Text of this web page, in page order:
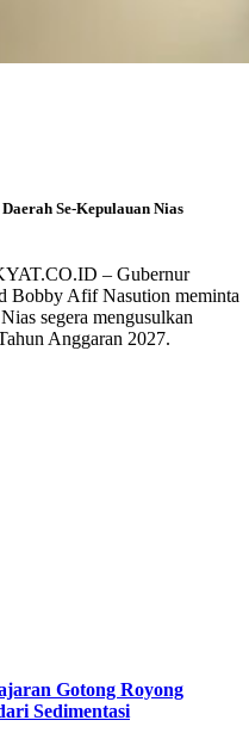
Se-Kepulauan Nias
– Gubernur
Bobby Afif Nasution meminta
segera mengusulkan
Anggaran 2027.
Gotong Royong
Sedimentasi